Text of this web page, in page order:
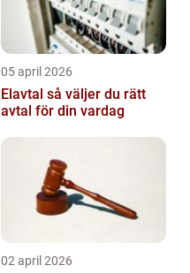
05 april 2026
Elavtal så väljer du rätt
avtal för din vardag
02 april 2026